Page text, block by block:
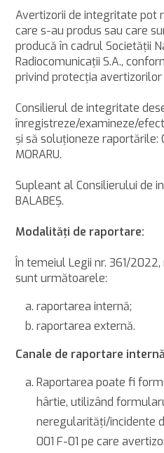
Avertizorii de integritate pot
care s-au produs sau care
producă în cadrul Societăţii
Radiocomunicaţii S.A.,
privind protecţia avertizorilor
Consilierul de integritate
înregistreze/examineze/
şi să soluţioneze raportările:
MORARU.
Supleant al Consilierului de
BALABEŞ.
Modalităţi de raportare:
În temeiul Legii nr. 361/
sunt următoarele:
raportarea internă;
raportarea externă.
Canale de raportare
Raportarea poate fi
hârtie, utilizând
neregularităţi/incidente
001 F-01 pe care